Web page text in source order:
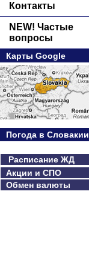
Контакты
NEW! Частые
вопросы
Карты Google
Погода в Словакии
Расписание ЖД
Акции и СПО
Обмен валюты